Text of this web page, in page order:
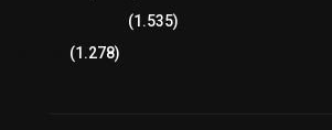
(1.535)
(1.278)